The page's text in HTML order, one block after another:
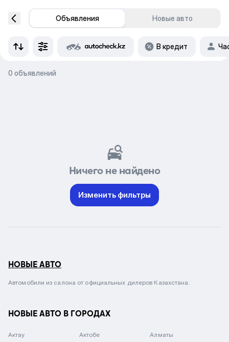
Объявления Новые авто
В кредит
0 объявлений
Ничего не найдено
Изменить фильтры
НОВЫЕ АВТО
Автомобили из салона от официальных дилеров Казахстана.
НОВЫЕ АВТО В ГОРОДАХ
Актау Актобе Алматы